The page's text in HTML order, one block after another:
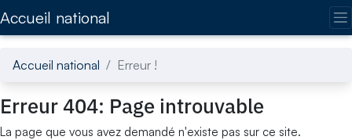
Accueil national
Accueil national Erreur !
Erreur 404: Page introuvable
La page que vous avez demandé n'existe pas sur ce site.